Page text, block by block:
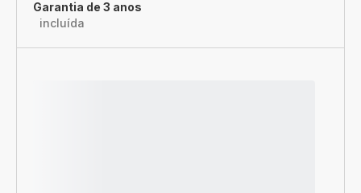
Garantia de 3 anos
incluída